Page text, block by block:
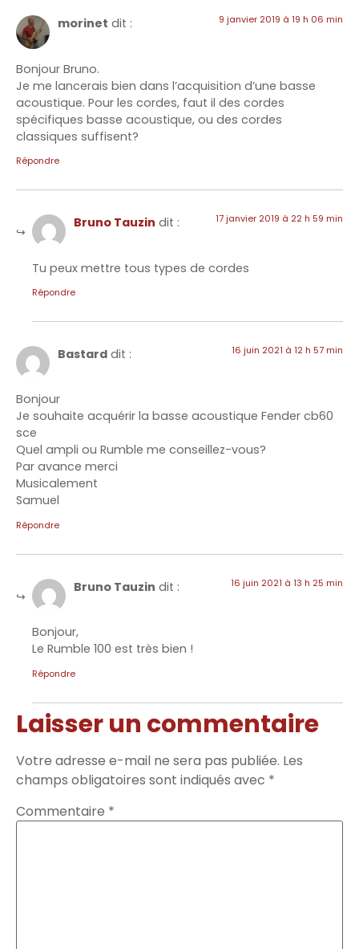
morinet dit : 9 janvier 2019 à 19 h 06 min
Bonjour Bruno.
Je me lancerais bien dans l’acquisition d’une basse
acoustique. Pour les cordes, faut il des cordes
spécifiques basse acoustique, ou des cordes
classiques suffisent?
Répondre
Bruno Tauzin dit : 17 janvier 2019 à 22 h 59 min
Tu peux mettre tous types de cordes
Répondre
Bastard dit : 16 juin 2021 à 12 h 57 min
Bonjour
Je souhaite acquérir la basse acoustique Fender cb60
sce
Quel ampli ou Rumble me conseillez-vous?
Par avance merci
Musicalement
Samuel
Répondre
Bruno Tauzin dit : 16 juin 2021 à 13 h 25 min
Bonjour,
Le Rumble 100 est très bien !
Répondre
Laisser un commentaire
Votre adresse e-mail ne sera pas publiée. Les
champs obligatoires sont indiqués avec *
Commentaire *